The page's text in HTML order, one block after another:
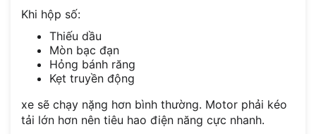
Khi hộp số:
Thiếu dầu
Mòn bạc đạn
Hỏng bánh răng
Kẹt truyền động
xe sẽ chạy nặng hơn bình thường. Motor phải kéo
tải lớn hơn nên tiêu hao điện năng cực nhanh.